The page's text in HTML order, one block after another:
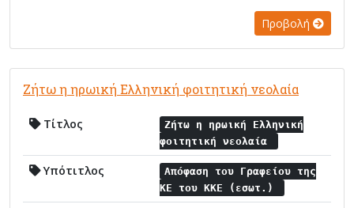
Προβολή
Ζήτω η ηρωική Ελληνική φοιτητική νεολαία
Τίτλος
Ζήτω η ηρωική Ελληνική
φοιτητική νεολαία
Υπότιτλος
Απόφαση του Γραφείου της
ΚΕ του ΚΚΕ (εσωτ.)